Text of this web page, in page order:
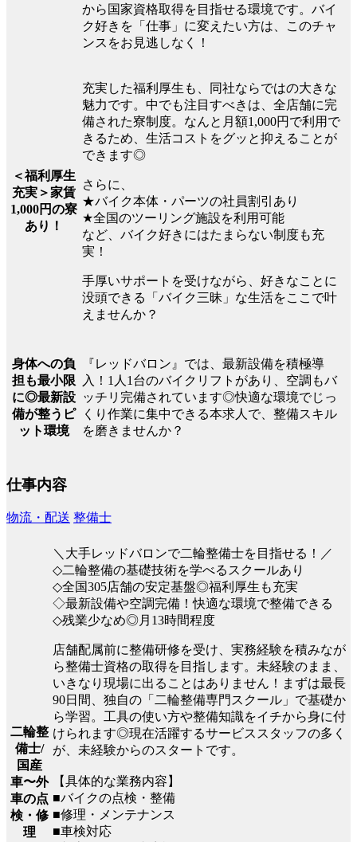
から国家資格取得を目指せる環境です。バイ
ク好きを「仕事」に変えたい方は、このチャ
ンスをお見逃しなく！
＜福利厚生
充実＞家賃
1,000円の寮
あり！
充実した福利厚生も、同社ならではの大きな
魅力です。中でも注目すべきは、全店舗に完
備された寮制度。なんと月額1,000円で利用で
きるため、生活コストをグッと抑えることが
できます◎
さらに、
★バイク本体・パーツの社員割引あり
★全国のツーリング施設を利用可能
など、バイク好きにはたまらない制度も充
実！
手厚いサポートを受けながら、好きなことに
没頭できる「バイク三昧」な生活をここで叶
えませんか？
身体への負
担も最小限
に◎最新設
備が整うピ
ット環境
『レッドバロン』では、最新設備を積極導
入！1人1台のバイクリフトがあり、空調もバ
ッチリ完備されています◎快適な環境でじっ
くり作業に集中できる本求人で、整備スキル
を磨きませんか？
仕事内容
物流・配送 整備士
二輪整
備士/
国産
車〜外
車の点
検・修
理
＼大手レッドバロンで二輪整備士を目指せる！／
◇二輪整備の基礎技術を学べるスクールあり
◇全国305店舗の安定基盤◎福利厚生も充実
◇最新設備や空調完備！快適な環境で整備できる
◇残業少なめ◎月13時間程度
店舗配属前に整備研修を受け、実務経験を積みなが
ら整備士資格の取得を目指します。未経験のまま、
いきなり現場に出ることはありません！まずは最長
90日間、独自の「二輪整備専門スクール」で基礎か
ら学習。工具の使い方や整備知識をイチから身に付
けられます◎現在活躍するサービススタッフの多く
が、未経験からのスタートです。
【具体的な業務内容】
■バイクの点検・整備
■修理・メンテナンス
■車検対応